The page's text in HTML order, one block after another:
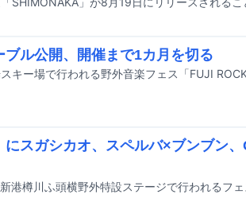
ブル公開、開催まで1カ月を切る
スガシカオ、スペルバ×ブンブン